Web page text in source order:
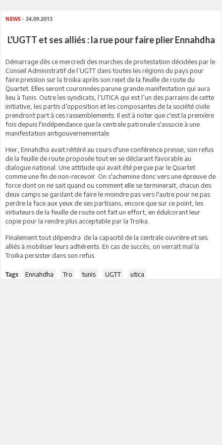
NEWS - 24.09.2013
L'UGTT et ses alliés : la rue pour faire plier Ennahdha
Démarrage dès ce mercredi des marches de protestation décidées par le
Conseil Administratif de l’UGTT dans toutes les régions du pays pour
faire pression sur la troika après son rejet de la feuille de route du
Quartet. Elles seront couronnées parune grande manifestation qui aura
lieu à Tunis. Outre les syndicats, l’UTICA qui est l’un des parrains de cette
initiative, les partis d’opposition et les composantes de la société civile
prendront part à ces rassemblements. Il est à noter que c'est la première
fois depuis l'indépendance que la centrale patronale s'associe à une
manifestation antigouvernementale.
Hier, Ennahdha avait réitéré au cours d'une conférence presse, son refus
de la feuille de route proposée tout en se déclarant favorable au
dialogue national. Une attitude qui avait été perçue par le Quartet
comme une fin de non-recevoir. On s'achemine donc vers une épreuve de
force dont on ne sait quand ou comment elle se terminerait, chacun des
deux camps se gardant de faire le moindre pas vers l'autre pour ne pas
perdre la face aux yeux de ses partisans, encore que sur ce point, les
initiateurs de la feuille de route ont fait un effort, en édulcorant leur
copie pour la rendre plus acceptable par la Troïka.
Finalement tout dépendra de la capacité de la centrale ouvrière et ses
alliés à mobiliser leurs adhérents. En cas de succès, on verrait mal la
Troïka persister dans son refus.
Tags : Ennahdha Tro tunis UGTT utica